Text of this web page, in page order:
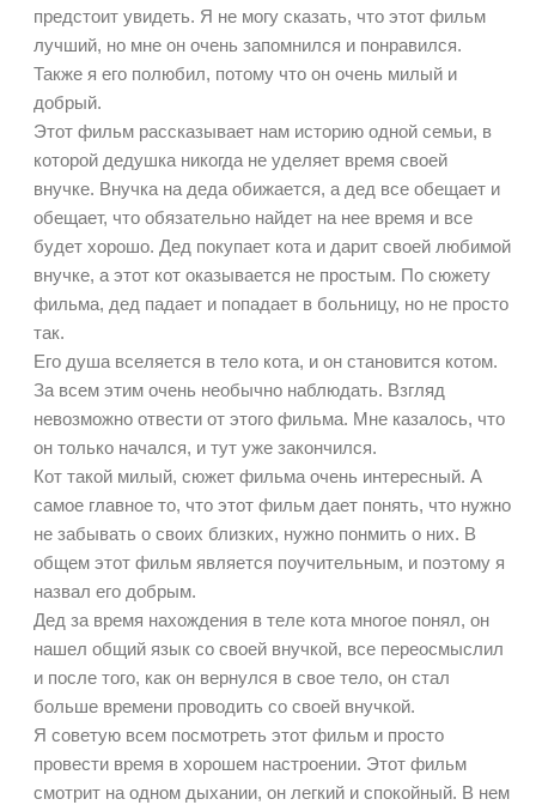
предстоит увидеть. Я не могу сказать, что этот фильм
лучший, но мне он очень запомнился и понравился.
Также я его полюбил, потому что он очень милый и
добрый.
Этот фильм рассказывает нам историю одной семьи, в
которой дедушка никогда не уделяет время своей
внучке. Внучка на деда обижается, а дед все обещает и
обещает, что обязательно найдет на нее время и все
будет хорошо. Дед покупает кота и дарит своей любимой
внучке, а этот кот оказывается не простым. По сюжету
фильма, дед падает и попадает в больницу, но не просто
так.
Его душа вселяется в тело кота, и он становится котом.
За всем этим очень необычно наблюдать. Взгляд
невозможно отвести от этого фильма. Мне казалось, что
он только начался, и тут уже закончился.
Кот такой милый, сюжет фильма очень интересный. А
самое главное то, что этот фильм дает понять, что нужно
не забывать о своих близких, нужно понмить о них. В
общем этот фильм является поучительным, и поэтому я
назвал его добрым.
Дед за время нахождения в теле кота многое понял, он
нашел общий язык со своей внучкой, все переосмыслил
и после того, как он вернулся в свое тело, он стал
больше времени проводить со своей внучкой.
Я советую всем посмотреть этот фильм и просто
провести время в хорошем настроении. Этот фильм
смотрит на одном дыхании, он легкий и спокойный. В нем